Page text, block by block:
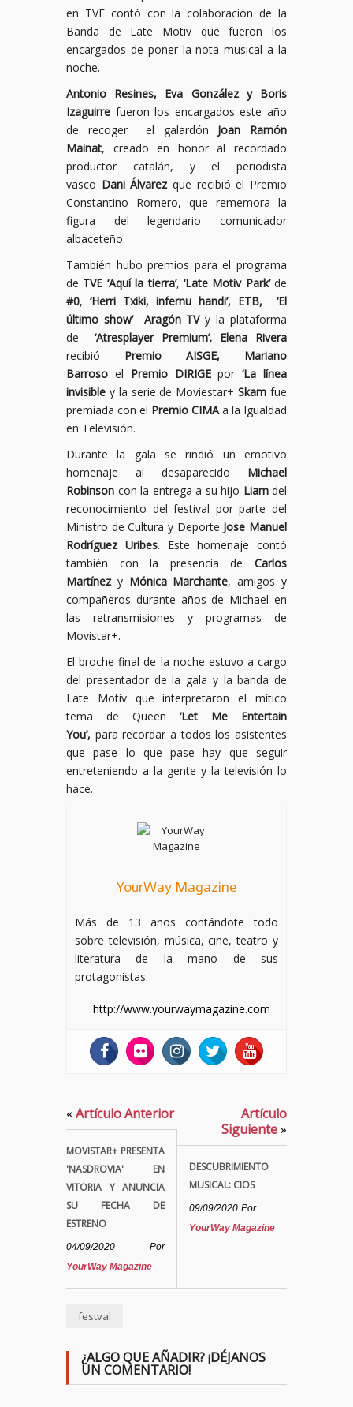
en TVE contó con la colaboración de la
Banda de Late Motiv que fueron los
encargados de poner la nota musical a la
noche.
Antonio Resines, Eva González y Boris
Izaguirre fueron los encargados este año
de recoger el galardón Joan Ramón
Mainat, creado en honor al recordado
productor catalán, y el periodista
vasco Dani Álvarez que recibió el Premio
Constantino Romero, que rememora la
figura del legendario comunicador
albaceteño.
También hubo premios para el programa
de TVE ‘Aquí la tierra’, ‘Late Motiv Park’de
#0, ‘Herri Txiki, infernu handi’, ETB, ‘El
último show’ Aragón TVy la plataforma
de
‘Atresplayer Premium’. Elena Rivera
recibió Premio AISGE, Mariano
Barroso el Premio DIRIGEpor‘La línea
invisible y la serie de Moviestar+Skamfue
premiada con el Premio CIMA a la Igualdad
en Televisión.
Durante la gala se rindió un emotivo
homenaje al desaparecido Michael
Robinson con la entrega a su hijo Liamdel
reconocimiento del festival por parte del
Ministro de Cultura y Deporte Jose Manuel
Rodríguez Uribes. Este homenaje contó
también con la presencia de Carlos
Martínez y Mónica Marchante, amigos y
compañeros durante años de Michael en
las retransmisiones y programas de
Movistar+.
El broche final de la noche estuvo a cargo
del presentador de la gala y la banda de
Late Motiv que interpretaron el mítico
tema de Queen ‘Let Me Entertain
You’, para recordar a todos los asistentes
que pase lo que pase hay que seguir
entreteniendo a la gente y la televisión lo
hace.
YourWay Magazine
Más de 13 años contándote todo
sobre televisión, música, cine, teatro y
literatura de la mano de sus
protagonistas.
http://www.yourwaymagazine.com
«Artículo Anterior
MOVISTAR+ PRESENTA
'NASDROVIA' EN
VITORIA Y ANUNCIA
SU FECHA DE
ESTRENO
04/09/2020
Por
YourWay Magazine
Artículo
Siguiente»
DESCUBRIMIENTO
MUSICAL: CIOS
09/09/2020 Por
YourWay Magazine
festval
¿ALGO QUE AÑADIR? ¡DÉJANOS
UN COMENTARIO!